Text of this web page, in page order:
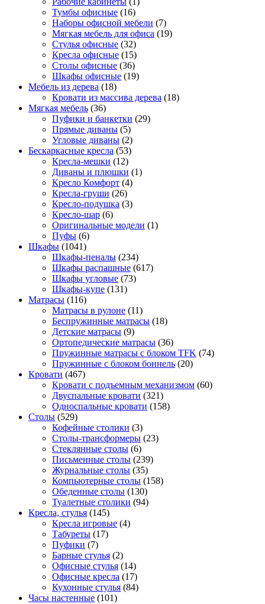
Тумбы офисные (16)
Наборы офисной мебели (7)
Мягкая мебель для офиса (19)
Стулья офисные (32)
Кресла офисные (15)
Столы офисные (36)
Шкафы офисные (19)
Мебель из дерева (18)
Кровати из массива дерева (18)
Мягкая мебель (36)
Пуфики и банкетки (29)
Прямые диваны (5)
Угловые диваны (2)
Бескаркасные кресла (53)
Кресла-мешки (12)
Диваны и плюшки (1)
Кресло Комфорт (4)
Кресла-груши (26)
Кресло-подушка (3)
Кресло-шар (6)
Оригинальные модели (1)
Пуфы (6)
Шкафы (1041)
Шкафы-пеналы (234)
Шкафы распашные (617)
Шкафы угловые (73)
Шкафы-купе (131)
Матрасы (116)
Матрасы в рулоне (11)
Беспружинные матрасы (18)
Детские матрасы (9)
Ортопедические матрасы (36)
Пружинные матрасы с блоком TFK (74)
Пружинные с блоком боннель (20)
Кровати (467)
Кровати с подъемным механизмом (60)
Двуспальные кровати (321)
Односпальные кровати (158)
Столы (529)
Кофейные столики (3)
Столы-трансформеры (23)
Стеклянные столы (6)
Письменные столы (239)
Журнальные столы (35)
Компьютерные столы (158)
Обеденные столы (130)
Туалетные столики (94)
Кресла, стулья (145)
Кресла игровые (4)
Табуреты (17)
Пуфики (7)
Барные стулья (2)
Офисные стулья (14)
Офисные кресла (17)
Кухонные стулья (84)
Часы настенные (101)